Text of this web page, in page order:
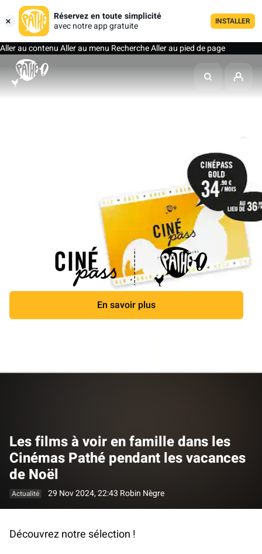
Réservez en toute simplicité
avec notre app gratuite
INSTALLER
Aller au contenuAller au menu RechercheAller au pied de page
En savoir plus
Les films à voir en famille dans les
Cinémas Pathé pendant les vacances
de Noël
Actualité 29 Nov 2024, 22:43 Robin Nègre
Découvrez notre sélection !